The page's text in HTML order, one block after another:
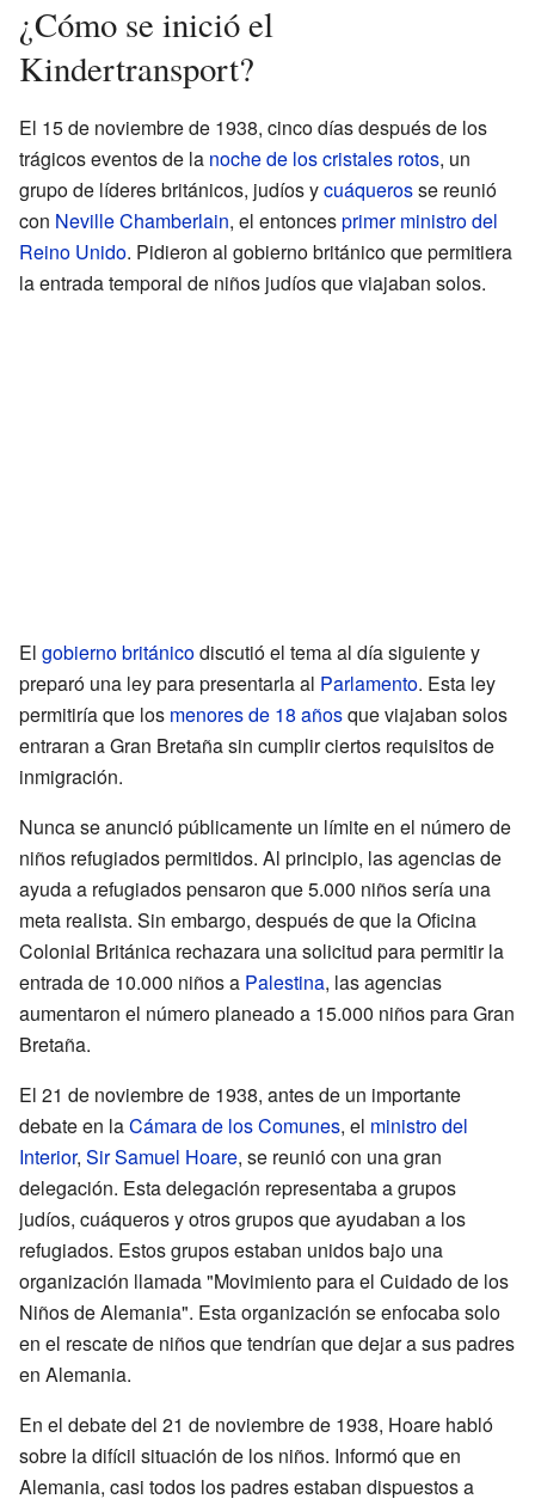
¿Cómo se inició el
Kindertransport?
El 15 de noviembre de 1938, cinco días después de los
trágicos eventos de la noche de los cristales rotos, un
grupo de líderes británicos, judíos ycuáquerosse reunió
con Neville Chamberlain, el entoncesprimer ministro del
Reino Unido. Pidieron al gobierno británico que permitiera
la entrada temporal de niños judíos que viajaban solos.
El gobierno británicodiscutió el tema al día siguiente y
preparó una ley para presentarla al Parlamento. Esta ley
permitiría que los menores de 18 añosque viajaban solos
entraran a Gran Bretaña sin cumplir ciertos requisitos de
inmigración.
Nunca se anunció públicamente un límite en el número de
niños refugiados permitidos. Al principio, las agencias de
ayuda a refugiados pensaron que 5.000 niños sería una
meta realista. Sin embargo, después de que la Oficina
Colonial Británica rechazara una solicitud para permitir la
entrada de 10.000 niños a Palestina, las agencias
aumentaron el número planeado a 15.000 niños para Gran
Bretaña.
El 21 de noviembre de 1938, antes de un importante
debate en laCámara de los Comunes, el ministro del
Interior, Sir Samuel Hoare, se reunió con una gran
delegación. Esta delegación representaba a grupos
judíos, cuáqueros y otros grupos que ayudaban a los
refugiados. Estos grupos estaban unidos bajo una
organización llamada "Movimiento para el Cuidado de los
Niños de Alemania". Esta organización se enfocaba solo
en el rescate de niños que tendrían que dejar a sus padres
en Alemania.
En el debate del 21 de noviembre de 1938, Hoare habló
sobre la difícil situación de los niños. Informó que en
Alemania, casi todos los padres estaban dispuestos a